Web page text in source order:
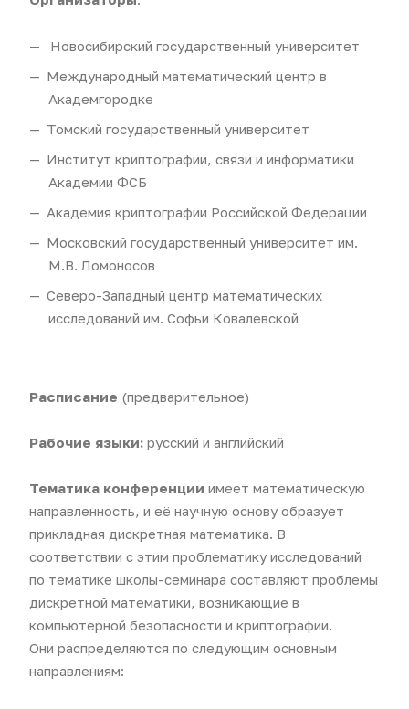
Новосибирский государственный университет
Международный математический центр в
Академгородке
Томский государственный университет
Институт криптографии, связи и информатики
Академии ФСБ
Академия криптографии Российской Федерации
Московский государственный университет им.
М.В. Ломоносов
Северо-Западный центр математических
исследований им. Софьи Ковалевской
Расписание (предварительное)
Рабочие языки: русский и английский
Тематика конференции имеет математическую
направленность, и её научную основу образует
прикладная дискретная математика. В
соответствии с этим проблематику исследований
по тематике школы-семинара составляют проблемы
дискретной математики, возникающие в
компьютерной безопасности и криптографии.
Они распределяются по следующим основным
направлениям: